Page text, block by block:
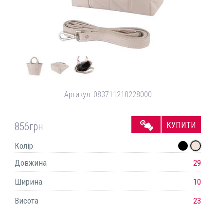
Артикул: 083711210228000
856грн КУПИТИ
Колір
Довжина
29
Ширина
10
Висота
23